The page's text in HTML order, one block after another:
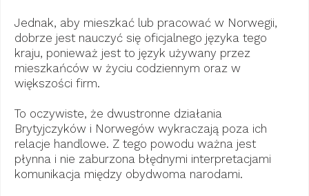
Jednak, aby mieszkać lub pracować w Norwegii,
dobrze jest nauczyć się oficjalnego języka tego
kraju, ponieważ jest to język używany przez
mieszkańców w życiu codziennym oraz w
większości firm.
To oczywiste, że dwustronne działania
Brytyjczyków i Norwegów wykraczają poza ich
relacje handlowe. Z tego powodu ważna jest
płynna i nie zaburzona błędnymi interpretacjami
komunikacja między obydwoma narodami.